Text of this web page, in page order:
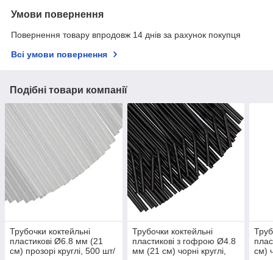
Умови повернення
Повернення товару впродовж 14 днів за рахунок покупця
Всі умови повернення
Подібні товари компанії
Трубочки коктейльні
пластикові Ø6.8 мм (21
см) прозорі круглі, 500 шт/
Трубочки коктейльні
пластикові з гофрою Ø4.8
мм (21 см) чорні круглі,
см)